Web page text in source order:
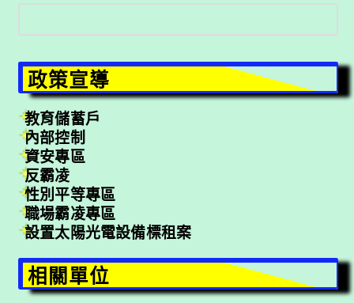
搜
尋
政策宣導
教育儲蓄戶
內部控制
資安專區
反霸凌
性別平等專區
職場霸凌專區
設置太陽光電設備標租案
相關單位